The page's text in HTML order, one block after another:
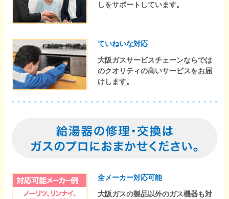
しをサポートしています。
ていねいな対応
大阪ガスサービスチェーンならでは
のクオリティの高いサービスをお届
けします。
全メーカー対応可能
大阪ガスの製品以外のガス機器も対